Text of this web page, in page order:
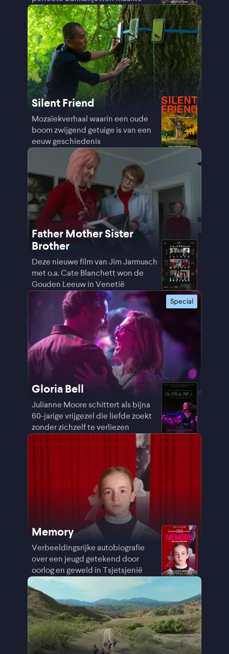
Silent Friend
Mozaïekverhaal waarin een oude
boom zwijgend getuige is van een
eeuw geschiedenis
Father Mother Sister
Brother
Deze nieuwe film van Jim Jarmusch
met o.a. Cate Blanchett won de
Gouden Leeuw in Venetië
Special
Gloria Bell
Julianne Moore schittert als bijna
60-jarige vrijgezel die liefde zoekt
zonder zichzelf te verliezen
Memory
Verbeeldingsrijke autobiografie
over een jeugd getekend door
oorlog en geweld in Tsjetsjenië